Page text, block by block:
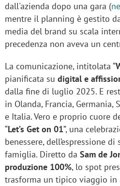
dall'azienda dopo una gara (
mentre il planning è gestito
media del brand su scala
precedenza non aveva un
La comunicazione, intitolata “
pianificata su digital e
dalla fine di luglio 2025. E
in Olanda, Francia, Germania,
e Italia. Vero e proprio cuore
“Let’s Get on 01”, una
benessere, dell’espressione
famiglia. Diretto da Sam de
produzione 100%, lo spot
trasforma un tipico viaggio in